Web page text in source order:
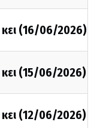
(16/06/2026)
(15/06/2026)
(12/06/2026)